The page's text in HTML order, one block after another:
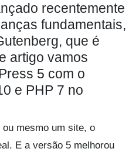
recentemente
fundamentais,
que é
artigo vamos
5 com o
e PHP 7 no
mesmo um site, o
E a versão 5 melhorou